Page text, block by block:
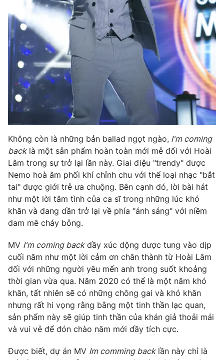
VTV Sức khoẻ Bất động sản
Thị trường 24h Tấm lòng Việt
VTV4 Vươn mình bằng AI
VTV9 VTV8
THỜI BÁO VTV
Cơ quan chủ quản:Đài Truyền hình Việt Nam
Cơ quan báo chí:
Thời báo VTV
Giấy phép hoạt động báo in và báo điện tử số 483/GP-BTTTT
cấp ngày 29/12/2023
Tổng Biên tập:
Vũ Thanh Thủy
Phó Tổng Biên tập: Nguyễn Thị Mỹ Hạnh, Phạm Quốc Thắng,
Tổng đài VTV:024.38 355 931 - 024.38 355 932
Không còn là những bản ballad ngọt ngào, I'm coming
backlà một sản phẩm hoàn toàn mới mẻ đối với Hoài
Lâm trong sự trở lại lần này. Giai điệu "trendy" được
Nemo hoà âm phối khí chỉnh chu với thể loại nhạc "bắt
tai" được giới trẻ ưa chuộng. Bên cạnh đó, lời bài hát
như một lời tâm tình của ca sĩ trong những lúc khó
khăn và đang dần trở lại về phía "ánh sáng" với niềm
đam mê cháy bỏng.
MV I'm coming backđầy xúc động được tung vào dịp
cuối năm như một lời cảm ơn chân thành từ Hoài Lâm
đối với những người yêu mến anh trong suốt khoảng
thời gian vừa qua. Năm 2020 có thể là một năm khó
khăn, tất nhiên sẽ có những chông gai và khó khăn
nhưng rất hi vọng rằng bằng một tinh thần lạc quan,
sản phẩm này sẽ giúp tinh thần của khán giả thoải mái
và vui vẻ để đón chào năm mới đầy tích cực.
Được biết, dự án MV Im comming backlần này chỉ là